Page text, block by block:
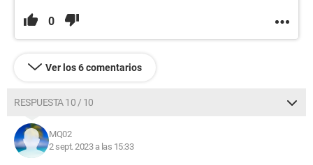
0
Ver los 6 comentarios
RESPUESTA 10 / 10
MQ02
2 sept. 2023 a las 15:33